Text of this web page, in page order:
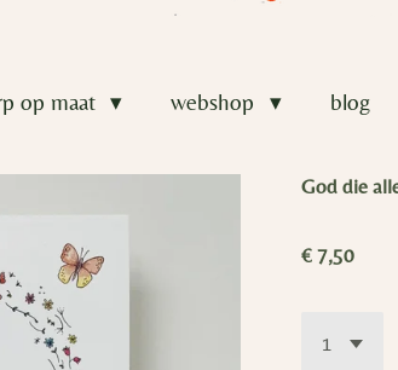
op maat webshop blog
God die
€ 7,50